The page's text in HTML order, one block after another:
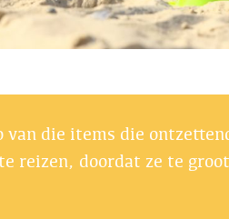
van die items die
reizen, doordat ze te